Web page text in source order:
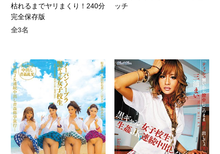
枯れるまでヤリまくり！240分
完全保存版
全3名
ッチ